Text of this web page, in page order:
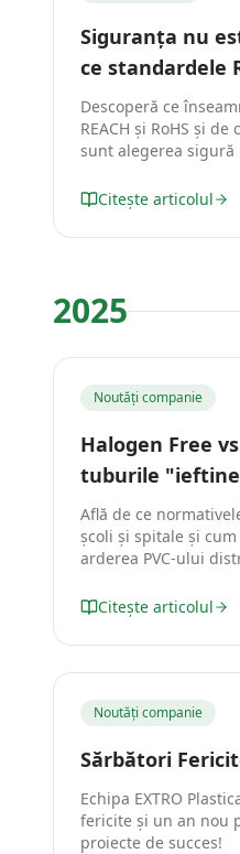
Siguranța nu
ce standardele
contează
Descoperă ce
REACH și RoHS și de
sunt alegerea
Citește articolul
2025
Noutăți companie
Halogen Free
tuburile
mortale în caz
Află de ce
școli și spitale și
arderea PVC-ului
Citește articolul
Noutăți companie
Sărbători
Echipa EXTRO
fericite și un an nou
proiecte de succes!